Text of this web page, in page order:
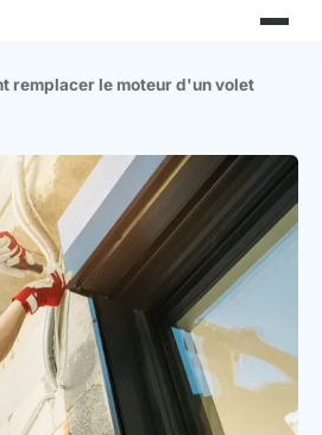
remplacer le moteur d'un volet